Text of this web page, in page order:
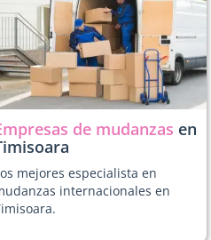
de mudanzas en
mejores especialista en
internacionales en